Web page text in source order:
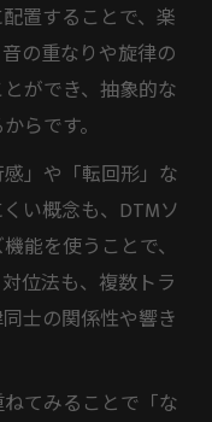
置することで、楽
の重なりや旋律の
ができ、抽象的な
らです。
」や「転回形」な
い概念も、DTMソ
能を使うことで、
位法も、複数トラ
士の関係性や響き
てみることで「な